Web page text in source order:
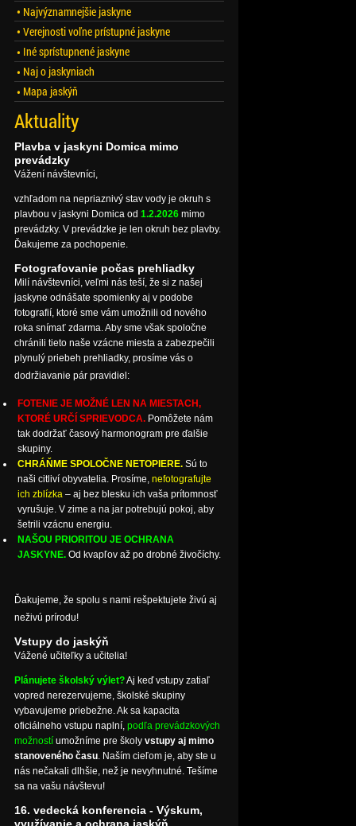
Najvýznamnejšie jaskyne
Verejnosti voľne prístupné jaskyne
Iné sprístupnené jaskyne
Naj o jaskyniach
Mapa jaskýň
Aktuality
Plavba v jaskyni Domica mimo
prevádzky
Vážení návštevníci,
vzhľadom na nepriaznivý stav vody je okruh s
plavbou v jaskyni Domica od 1.2.2026 mimo
prevádzky. V prevádzke je len okruh bez plavby.
Ďakujeme za pochopenie.
Fotografovanie počas prehliadky
Milí návštevníci, veľmi nás teší, že si z našej
jaskyne odnášate spomienky aj v podobe
fotografií, ktoré sme vám umožnili od nového
roka snímať zdarma. Aby sme však spoločne
chránili tieto naše vzácne miesta a zabezpečili
plynulý priebeh prehliadky, prosíme vás o
dodržiavanie pár pravidiel:
FOTENIE JE MOŽNÉ LEN NA MIESTACH,
KTORÉ URČÍ SPRIEVODCA. Pomôžete nám
tak dodržať časový harmonogram pre ďalšie
skupiny.
CHRÁŇME SPOLOČNE NETOPIERE. Sú to
naši citliví obyvatelia. Prosíme, nefotografujte
ich zblízka – aj bez blesku ich vaša prítomnosť
vyrušuje. V zime a na jar potrebujú pokoj, aby
šetrili vzácnu energiu.
NAŠOU PRIORITOU JE OCHRANA
JASKYNE. Od kvapľov až po drobné živočíchy.
Ďakujeme, že spolu s nami rešpektujete živú aj
neživú prírodu!
Vstupy do jaskýň
Vážené učiteľky a učitelia!
Plánujete školský výlet?Aj keď vstupy zatiaľ
vopred nerezervujeme, školské skupiny
vybavujeme priebežne. Ak sa kapacita
oficiálneho vstupu naplní, podľa prevádzkových
možností umožníme pre školy vstupy aj mimo
stanoveného času. Naším cieľom je, aby ste u
nás nečakali dlhšie, než je nevyhnutné. Tešíme
sa na vašu návštevu!
16. vedecká konferencia - Výskum,